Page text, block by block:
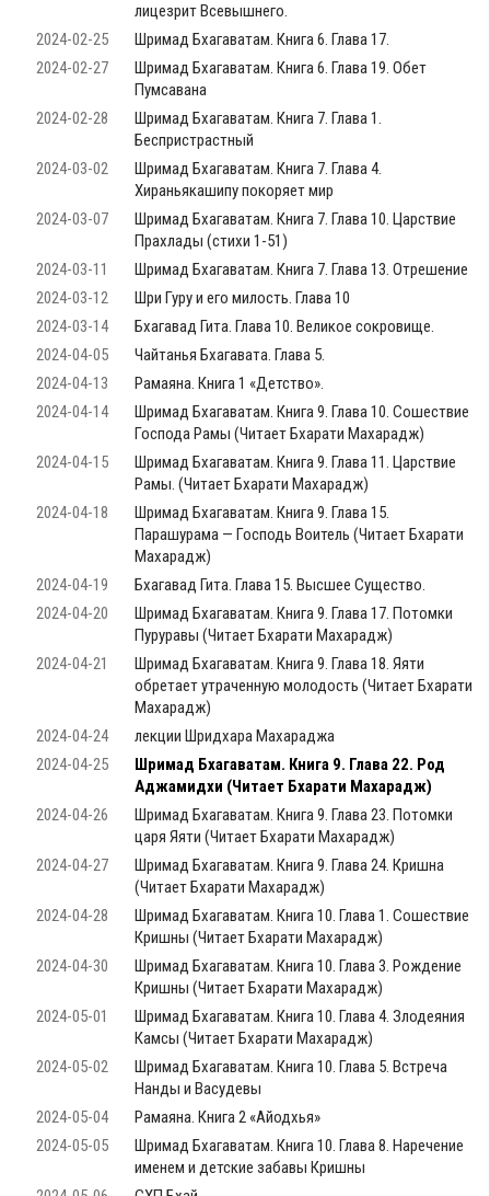
лицезрит Всевышнего.
2024-02-25
Шримад Бхагаватам. Книга 6. Глава 17.
2024-02-27
Шримад Бхагаватам. Книга 6. Глава 19. Обет
Пумсавана
2024-02-28
Шримад Бхагаватам. Книга 7. Глава 1.
Беспристрастный
2024-03-02
Шримад Бхагаватам. Книга 7. Глава 4.
Хираньякашипу покоряет мир
2024-03-07
Шримад Бхагаватам. Книга 7. Глава 10. Царствие
Прахлады (стихи 1-51)
2024-03-11
Шримад Бхагаватам. Книга 7. Глава 13. Отрешение
2024-03-12
Шри Гуру и его милость. Глава 10
2024-03-14
Бхагавад Гита. Глава 10. Великое сокровище.
2024-04-05
Чайтанья Бхагавата. Глава 5.
2024-04-13
Рамаяна. Книга 1 «Детство».
2024-04-14
Шримад Бхагаватам. Книга 9. Глава 10. Сошествие
Господа Рамы (Читает Бхарати Махарадж)
2024-04-15
Шримад Бхагаватам. Книга 9. Глава 11. Царствие
Рамы. (Читает Бхарати Махарадж)
2024-04-18
Шримад Бхагаватам. Книга 9. Глава 15.
Парашурама — Господь Воитель (Читает Бхарати
Махарадж)
2024-04-19
Бхагавад Гита. Глава 15. Высшее Существо.
2024-04-20
Шримад Бхагаватам. Книга 9. Глава 17. Потомки
Пуруравы (Читает Бхарати Махарадж)
2024-04-21
Шримад Бхагаватам. Книга 9. Глава 18. Яяти
обретает утраченную молодость (Читает Бхарати
Махарадж)
2024-04-24
лекции Шридхара Махараджа
2024-04-25
Шримад Бхагаватам. Книга 9. Глава 22. Род
Аджамидхи (Читает Бхарати Махарадж)
2024-04-26
Шримад Бхагаватам. Книга 9. Глава 23. Потомки
царя Яяти (Читает Бхарати Махарадж)
2024-04-27
Шримад Бхагаватам. Книга 9. Глава 24. Кришна
(Читает Бхарати Махарадж)
2024-04-28
Шримад Бхагаватам. Книга 10. Глава 1. Сошествие
Кришны (Читает Бхарати Махарадж)
2024-04-30
Шримад Бхагаватам. Книга 10. Глава 3. Рождение
Кришны (Читает Бхарати Махарадж)
2024-05-01
Шримад Бхагаватам. Книга 10. Глава 4. Злодеяния
Камсы (Читает Бхарати Махарадж)
2024-05-02
Шримад Бхагаватам. Книга 10. Глава 5. Встреча
Нанды и Васудевы
2024-05-04
Рамаяна. Книга 2 «Айодхья»
2024-05-05
Шримад Бхагаватам. Книга 10. Глава 8. Наречение
именем и детские забавы Кришны